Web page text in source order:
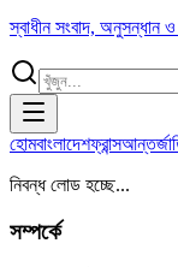
স্বাধীন সংবাদ, অনুসন্ধান ও
হোমবাংলাদেশফ্রান্স
নিবন্ধ লোড হচ্ছে...
সম্পর্কে